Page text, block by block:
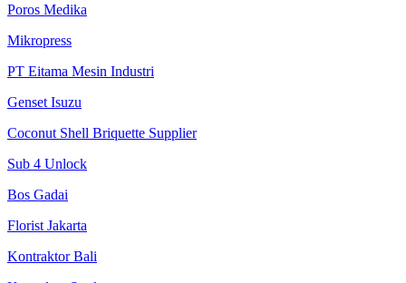
Poros Medika
Mikropress
PT Eitama Mesin Industri
Genset Isuzu
Coconut Shell Briquette Supplier
Sub 4 Unlock
Bos Gadai
Florist Jakarta
Kontraktor Bali